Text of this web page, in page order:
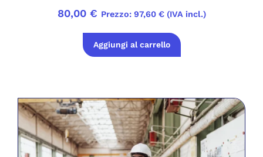
80,00 € Prezzo: 97,60 €(IVA incl.)
Aggiungi al carrello